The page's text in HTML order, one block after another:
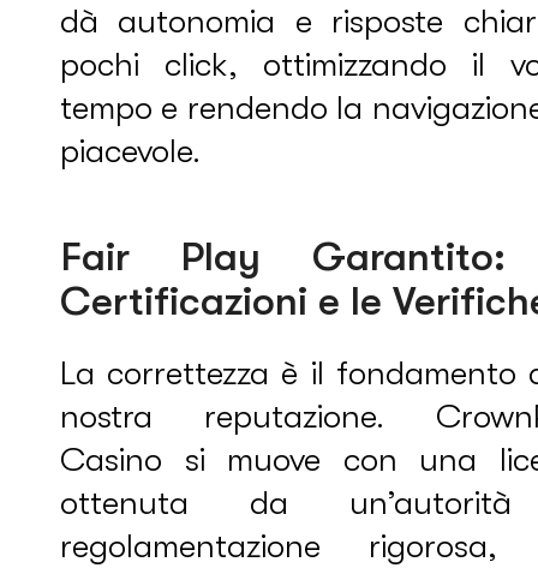
dà autonomia e risposte
pochi click, ottimizzando il
tempo e rendendo la
piacevole.
Fair Play Garantito:
Certificazioni e le
La correttezza è il fondamento
nostra reputazione.
Casino si muove con una
ottenuta da
regolamentazione rigorosa,